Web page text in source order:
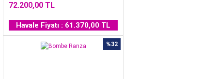
72.200,00 TL
Havale Fiyatı : 61.370,00 TL
%32